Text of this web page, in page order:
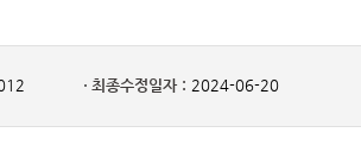
최종수정일자 : 2024-06-20